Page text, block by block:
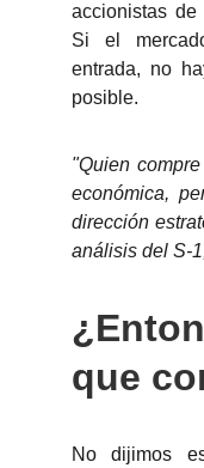
accionistas
Si el
entrada, no
posible.
"Quien
económica,
dirección
análisis del S-
que
No dijimos